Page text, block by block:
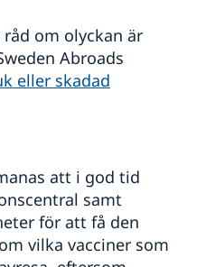
om olyckan är
Abroads
eller skadad
att i god tid
samt
för att få den
vilka vacciner som